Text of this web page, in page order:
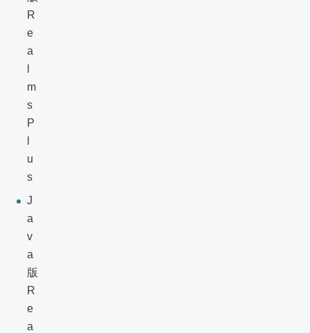
R
e
a
m
s
P
u
s
J
a
v
a
版
R
e
a